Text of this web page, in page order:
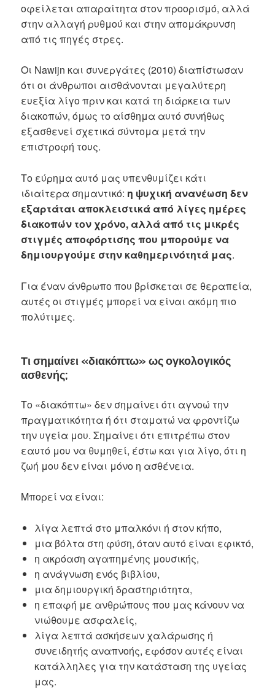
οφείλεται απαραίτητα στον προορισμό, αλλά
στην αλλαγή ρυθμού και στην απομάκρυνση
από τις πηγές στρες.
Οι Nawijn και συνεργάτες (2010) διαπίστωσαν
ότι οι άνθρωποι αισθάνονται μεγαλύτερη
ευεξία λίγο πριν και κατά τη διάρκεια των
διακοπών, όμως το αίσθημα αυτό συνήθως
εξασθενεί σχετικά σύντομα μετά την
επιστροφή τους.
Το εύρημα αυτό μας υπενθυμίζει κάτι
ιδιαίτερα σημαντικό: η ψυχική ανανέωση δεν
εξαρτάται αποκλειστικά από λίγες ημέρες
διακοπών τον χρόνο, αλλά από τις μικρές
στιγμές αποφόρτισης που μπορούμε να
δημιουργούμε στην καθημερινότητά μας.
Για έναν άνθρωπο που βρίσκεται σε θεραπεία,
αυτές οι στιγμές μπορεί να είναι ακόμη πιο
πολύτιμες.
Τι σημαίνει «διακόπτω» ως ογκολογικός
ασθενής;
Το «διακόπτω» δεν σημαίνει ότι αγνοώ την
πραγματικότητα ή ότι σταματώ να φροντίζω
την υγεία μου. Σημαίνει ότι επιτρέπω στον
εαυτό μου να θυμηθεί, έστω και για λίγο, ότι η
ζωή μου δεν είναι μόνο η ασθένεια.
Μπορεί να είναι:
λίγα λεπτά στο μπαλκόνι ή στον κήπο,
μια βόλτα στη φύση, όταν αυτό είναι εφικτό,
η ακρόαση αγαπημένης μουσικής,
η ανάγνωση ενός βιβλίου,
μια δημιουργική δραστηριότητα,
η επαφή με ανθρώπους που μας κάνουν να
νιώθουμε ασφαλείς,
λίγα λεπτά ασκήσεων χαλάρωσης ή
συνειδητής αναπνοής, εφόσον αυτές είναι
κατάλληλες για την κατάσταση της υγείας
μας.